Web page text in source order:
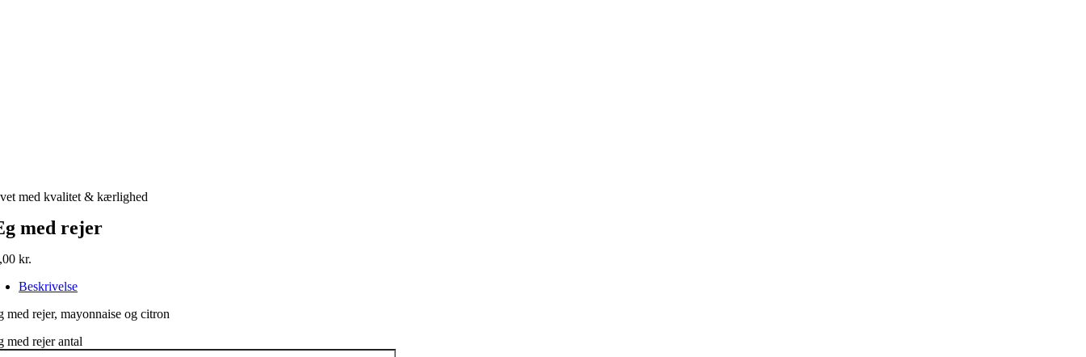
med kvalitet & kærlighed
med rejer
kr.
Beskrivelse
med rejer, mayonnaise og citron
med rejer antal